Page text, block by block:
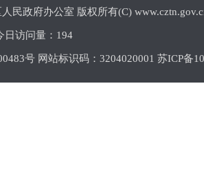
民政府办公室 版权所有(C)
日访问量： 194
号 网站标识码：3204020001 苏ICP备